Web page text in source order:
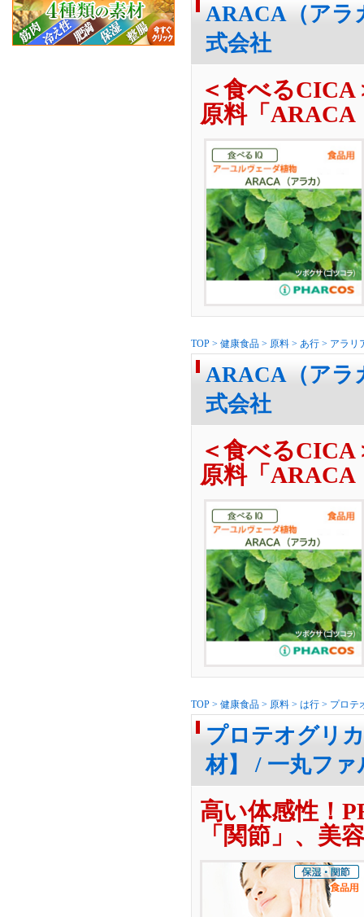
ARACA（アラ
式会社
＜食べる
原料「
TOP > 健康食品 > 原料 > あ行 > アラリ
ARACA（アラ
式会社
＜食べる
原料「
TOP > 健康食品 > 原料 > は行 > プロテ
プロテオグリ
材】 / 一丸フ
高い体感性！
「関節」、美